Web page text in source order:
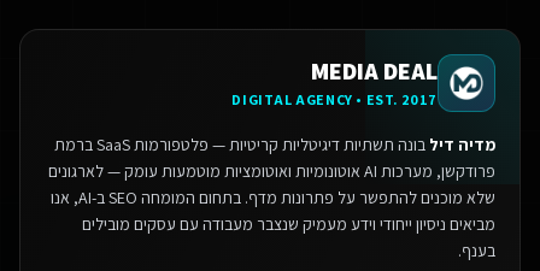
MEDIA DEAL
DIGITAL AGENCY • EST. 2017
מדיה דיל
בונה תשתיות דיגיטליות קריטיות — פלטפורמות SaaS ברמת
פרודקשן, מערכות AI אוטונומיות ואוטומציות מוטמעות עומק — לארגונים
שלא מוכנים להתפשר על פתרונות מדף.
בתחום המומחה SEO ב-AI, אנו
מביאים ניסיון ייחודי וידע מעמיק שנצבר מעבודה עם עסקים מובילים
בענף.